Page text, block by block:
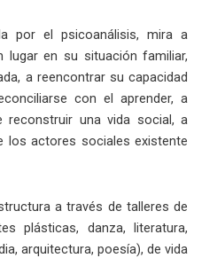
por el psicoanálisis, mira a
en su situación familiar,
a reencontrar su capacidad
con el aprender, a
reconstruir una vida social, a
los actores sociales existente
a través de talleres de
plásticas, danza, literatura,
arquitectura, poesía), de vida